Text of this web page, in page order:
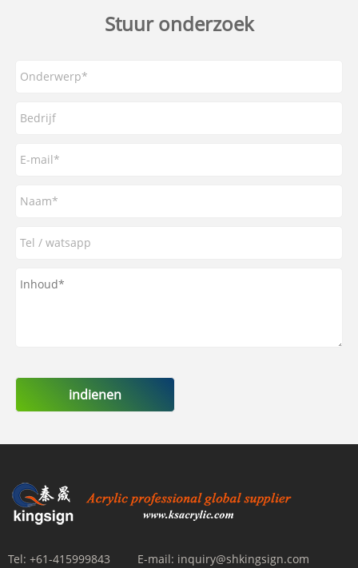
Stuur onderzoek
indienen
Tel: +61-415999843 E-mail: inquiry@shkingsign.com